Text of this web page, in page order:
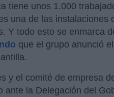
tiene unos 1.000
una de las instalaciones
Y todo esto se enmarca
que el grupo anunció
y el comité de empresa
ante la Delegación del